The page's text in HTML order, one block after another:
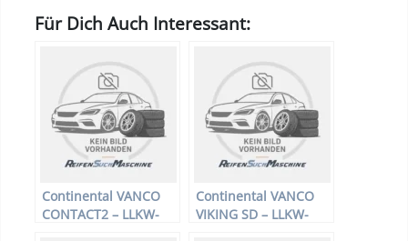
Für Dich Auch Interessant:
Continental VANCO
CONTACT2 – LLKW-
Continental VANCO
VIKING SD – LLKW-